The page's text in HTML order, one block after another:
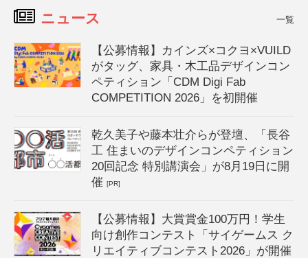
ニュース 一覧
【公募情報】カインズ×コクヨ×VUILD
がタッグ、家具・木工品デザインコン
ペティション「CDM Digi Fab
COMPETITION 2026」を初開催
乾久美子や藤本壮介らが登壇、「長谷
工 住まいのデザインコンペティション
20回記念 特別講演会」が8月19日に開
催[PR]
【公募情報】大賞賞金100万円！学生
向け創作コンテスト「サイゲームス ク
リエイティブコンテスト2026」が開催